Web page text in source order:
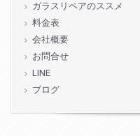
ガラスリペアのススメ
料金表
会社概要
お問合せ
LINE
ブログ